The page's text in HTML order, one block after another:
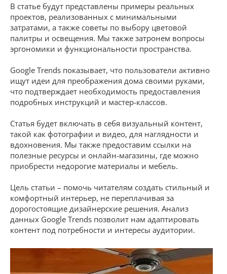
В статье будут представлены примеры реальных
проектов, реализованных с минимальными
затратами, а также советы по выбору цветовой
палитры и освещения. Мы также затронем вопросы
эргономики и функциональности пространства.
Google Trends показывает, что пользователи активно
ищут идеи для преображения дома своими руками,
что подтверждает необходимость предоставления
подробных инструкций и мастер-классов.
Статья будет включать в себя визуальный контент,
такой как фотографии и видео, для наглядности и
вдохновения. Мы также предоставим ссылки на
полезные ресурсы и онлайн-магазины, где можно
приобрести недорогие материалы и мебель.
Цель статьи – помочь читателям создать стильный и
комфортный интерьер, не переплачивая за
дорогостоящие дизайнерские решения. Анализ
данных Google Trends позволит нам адаптировать
контент под потребности и интересы аудитории.